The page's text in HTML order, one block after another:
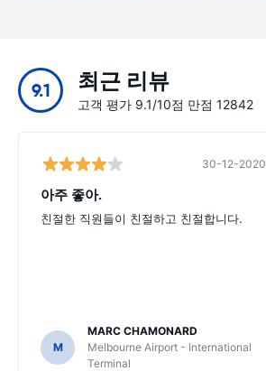
9.1 최근 리뷰
고객 평가 9.1/10점 만점 12842
30-12-2020
아주 좋아.
친절한 직원들이 친절하고 친절합니다.
M
MARC CHAMONARD
Melbourne Airport - International
Terminal